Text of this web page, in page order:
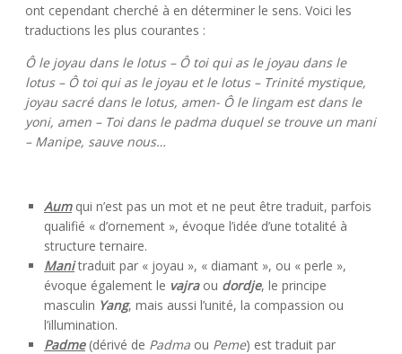
ont cependant cherché à en déterminer le sens. Voici les
traductions les plus courantes :
Ô le joyau dans le lotus – Ô toi qui as le joyau dans le
lotus – Ô toi qui as le joyau et le lotus – Trinité mystique,
joyau sacré dans le lotus, amen- Ô le lingam est dans le
yoni, amen – Toi dans le padma duquel se trouve un mani
– Manipe, sauve nous…
Aumqui n’est pas un mot et ne peut être traduit, parfois
qualifié « d’ornement », évoque l’idée d’une totalité à
structure ternaire.
Manitraduit par « joyau », « diamant », ou « perle »,
évoque également le vajraou dordje, le principe
masculin Yang, mais aussi l’unité, la compassion ou
l’illumination.
Padme(dérivé de Padma ou Peme) est traduit par